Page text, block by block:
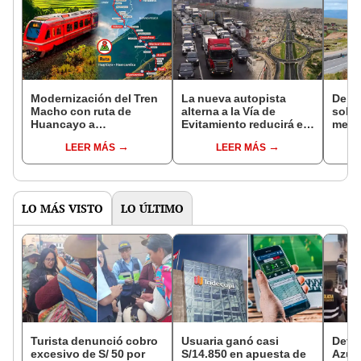
Modernización del Tren
Macho con ruta de
Huancayo a
beneficiará a más de 1.2
millones de personas
LEER MÁS
La nueva autopista
alterna a la Vía de
Evitamiento reducirá el
así será la ruta en solo
60 minutos
LEER MÁS
De
solo
LO MÁS VISTO LO ÚLTIMO
Turista denunció cobro
excesivo de S/ 50 por
Usuaria ganó casi
S/14.850 en apuesta de
Azul